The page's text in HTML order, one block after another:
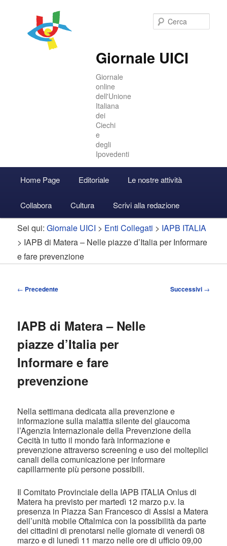
Giornale UICI
Giornale
online
dell'Unione
Italiana
dei
Ciechi
e
degli
Ipovedenti
principale
Vai
al
contenuto
principale
Vai
al
contenuto
secondario
Accedi
Home Page Editoriale Le nostre attività
Collabora Cultura Scrivi alla redazione
Sei qui:Giornale UICI > Enti Collegati > IAPB ITALIA
> IAPB di Matera – Nelle piazze d’Italia per Informare
e fare prevenzione
Navigazione
← Precedente Successivi →
IAPB di Matera – Nelle
piazze d’Italia per
Informare e fare
prevenzione
Nella settimana dedicata alla prevenzione e
informazione sulla malattia silente del glaucoma
l’Agenzia Internazionale della Prevenzione della
Cecità in tutto il mondo farà informazione e
prevenzione attraverso screening e uso dei molteplici
canali della comunicazione per informare
capillarmente più persone possibili.
Il Comitato Provinciale della IAPB ITALIA Onlus di
Matera ha previsto per martedì 12 marzo p.v. la
presenza in Piazza San Francesco di Assisi a Matera
dell’unità mobile Oftalmica con la possibilità da parte
dei cittadini di prenotarsi nelle giornate di venerdì 08
marzo e di lunedì 11 marzo nelle ore di ufficio 09,00